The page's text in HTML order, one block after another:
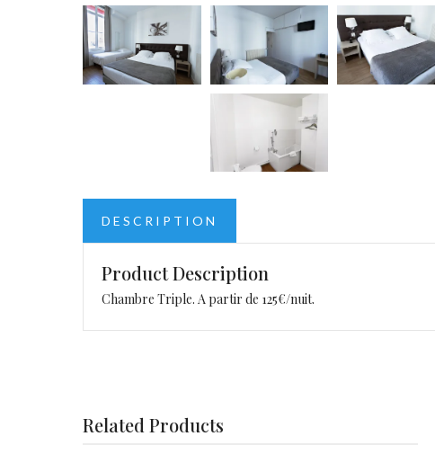
DESCRIPTION
Product Description
Chambre Triple. A partir de 125€/nuit.
Related Products